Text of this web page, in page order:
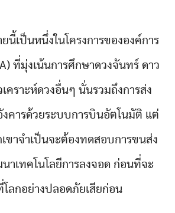
นี้เป็นหนึ่งในโครงการขององค์การ
ที่มุ่งเน้นการศึกษาดวงจันทร์ ดาว
เคราะห์ดวงอื่นๆ นั่นรวมถึงการส่ง
คารด้วยระบบการบินอัตโนมัติ แต่
ขาจำเป็นจะต้องทดสอบการขนส่ง
เทคโนโลยีการลงจอด ก่อนที่จะ
ลกอย่างปลอดภัยเสียก่อน